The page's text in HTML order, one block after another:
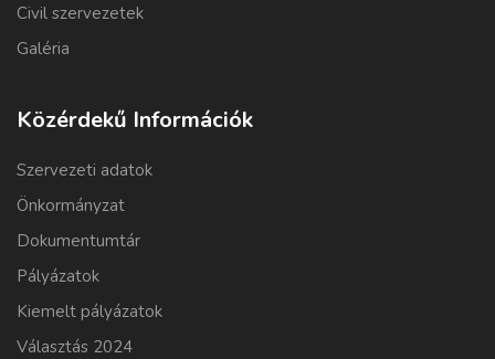
Civil szervezetek
Galéria
Közérdekű Információk
Szervezeti adatok
Önkormányzat
Dokumentumtár
Pályázatok
Kiemelt pályázatok
Választás 2024